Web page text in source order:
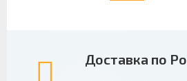
Доставка по